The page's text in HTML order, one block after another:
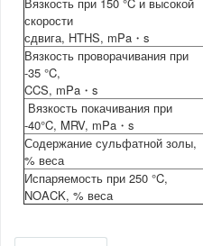
Вязкость при 150 °C и высокой
скорости
сдвига, HTHS, mPa・s
Вязкость проворачивания при
-35 °C,
CCS, mPa・s
Вязкость покачивания при
-40°C, MRV, mPa・s
Содержание сульфатной золы,
% веса
Испаряемость при 250 °C,
NOACK, % веса